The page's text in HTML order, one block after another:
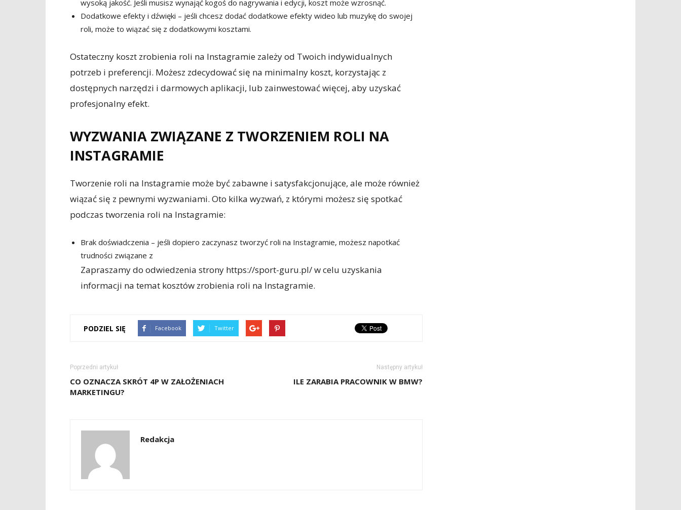
wysoką jakość. Jeśli musisz wynająć kogoś do nagrywania i edycji, koszt może wzrosnąć.
Dodatkowe efekty i dźwięki – jeśli chcesz dodać dodatkowe efekty wideo lub muzykę do swojej
roli, może to wiązać się z dodatkowymi kosztami.
Ostateczny koszt zrobienia roli na Instagramie zależy od Twoich indywidualnych
potrzeb i preferencji. Możesz zdecydować się na minimalny koszt, korzystając z
dostępnych narzędzi i darmowych aplikacji, lub zainwestować więcej, aby uzyskać
profesjonalny efekt.
WYZWANIA ZWIĄZANE Z TWORZENIEM ROLI NA
INSTAGRAMIE
Tworzenie roli na Instagramie może być zabawne i satysfakcjonujące, ale może również
wiązać się z pewnymi wyzwaniami. Oto kilka wyzwań, z którymi możesz się spotkać
podczas tworzenia roli na Instagramie:
Brak doświadczenia – jeśli dopiero zaczynasz tworzyć roli na Instagramie, możesz napotkać
trudności związane z
Zapraszamy do odwiedzenia strony https://sport-guru.pl/ w celu uzyskania
informacji na temat kosztów zrobienia roli na Instagramie.
PODZIEL SIĘ Facebook Twitter
Poprzedni artykuł
CO OZNACZA SKRÓT 4P W ZAŁOŻENIACH
MARKETINGU?
Następny artykuł
ILE ZARABIA PRACOWNIK W BMW?
Redakcja